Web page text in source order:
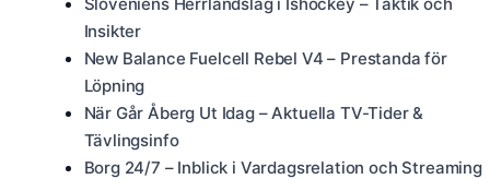
Insikter
New Balance Fuelcell Rebel V4 – Prestanda för
Löpning
När Går Åberg Ut Idag – Aktuella TV-Tider &
Tävlingsinfo
Borg 24/7 – Inblick i Vardagsrelation och Streaming